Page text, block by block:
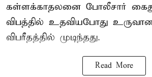
கள்ளக்காதலனை போலீசார்
விபத்தில் உதவியபோது
விபரீதத்தில் முடிந்தது.
Read More